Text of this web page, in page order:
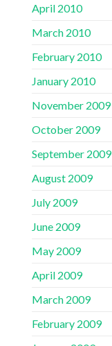
April 2010
March 2010
February 2010
January 2010
November 2009
October 2009
September 2009
August 2009
July 2009
June 2009
May 2009
April 2009
March 2009
February 2009